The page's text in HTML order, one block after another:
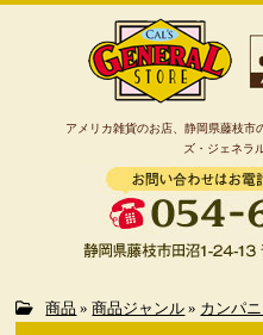
アメリカ雑貨のお店、静岡県藤枝市
ズ・ジェネラ
商品 » 商品ジャンル » カンパ